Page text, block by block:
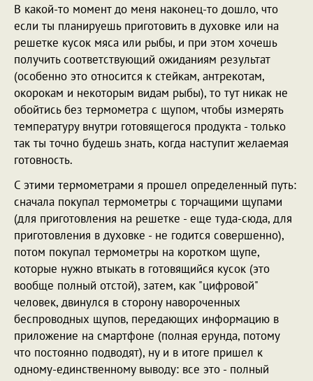
В какой-то момент до меня наконец-то дошло, что
если ты планируешь приготовить в духовке или на
решетке кусок мяса или рыбы, и при этом хочешь
получить соответствующий ожиданиям результат
(особенно это относится к стейкам, антрекотам,
окорокам и некоторым видам рыбы), то тут никак не
обойтись без термометра с щупом, чтобы измерять
температуру внутри готовящегося продукта - только
так ты точно будешь знать, когда наступит желаемая
готовность.
С этими термометрами я прошел определенный путь:
сначала покупал термометры с торчащими щупами
(для приготовления на решетке - еще туда-сюда, для
приготовления в духовке - не годится совершенно),
потом покупал термометры на коротком щупе,
которые нужно втыкать в готовящийся кусок (это
вообще полный отстой), затем, как "цифровой"
человек, двинулся в сторону навороченных
беспроводных щупов, передающих информацию в
приложение на смартфоне (полная ерунда, потому
что постоянно подводят), ну и в итоге пришел к
одному-единственному выводу: все это - полный